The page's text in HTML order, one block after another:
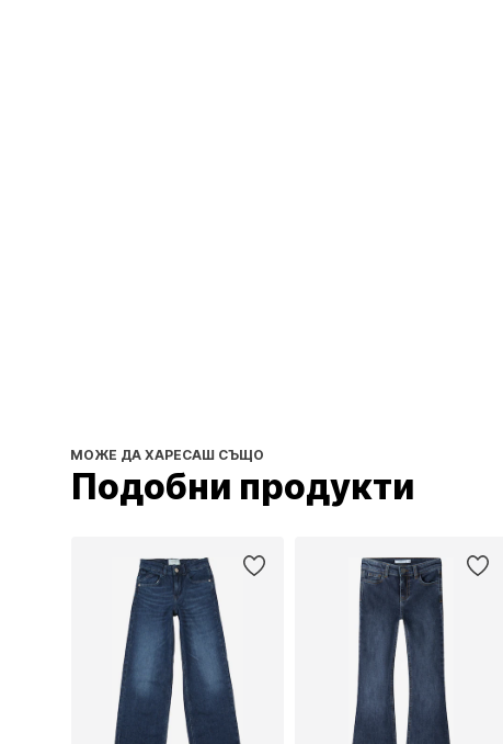
МОЖЕ ДА ХАРЕСАШ СЪЩО
Подобни продукти